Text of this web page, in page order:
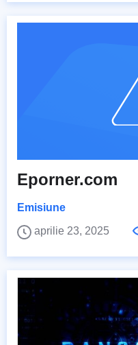
Eporner.com
Emisiune
aprilie 23, 2025